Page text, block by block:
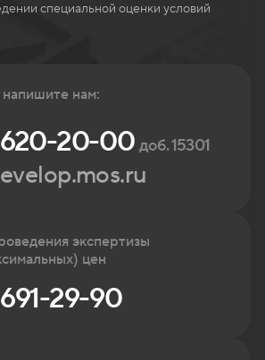
специальной оценки условий
нам:
620-20-00доб. 15301
экспертизы
цен
29-90